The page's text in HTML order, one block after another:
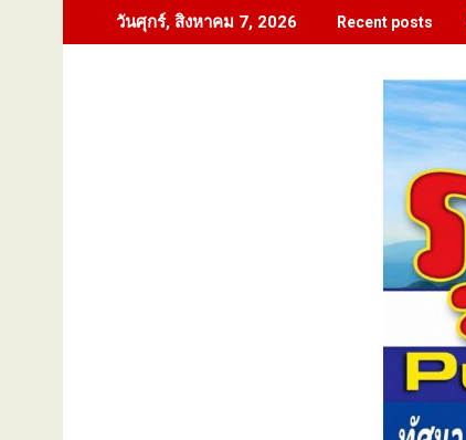
to
วันศุกร์, สิงหาคม 7, 2026 Recent posts